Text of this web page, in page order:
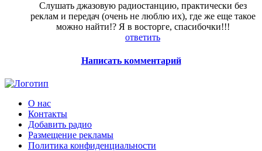
Слушать джазовую радиостанцию, практически без
реклам и передач (очень не люблю их), где же еще такое
можно найти!? Я в восторге, спасибочки!!!
ответить
Написать комментарий
О нас
Контакты
Добавить радио
Размещение рекламы
Политика конфиденциальности